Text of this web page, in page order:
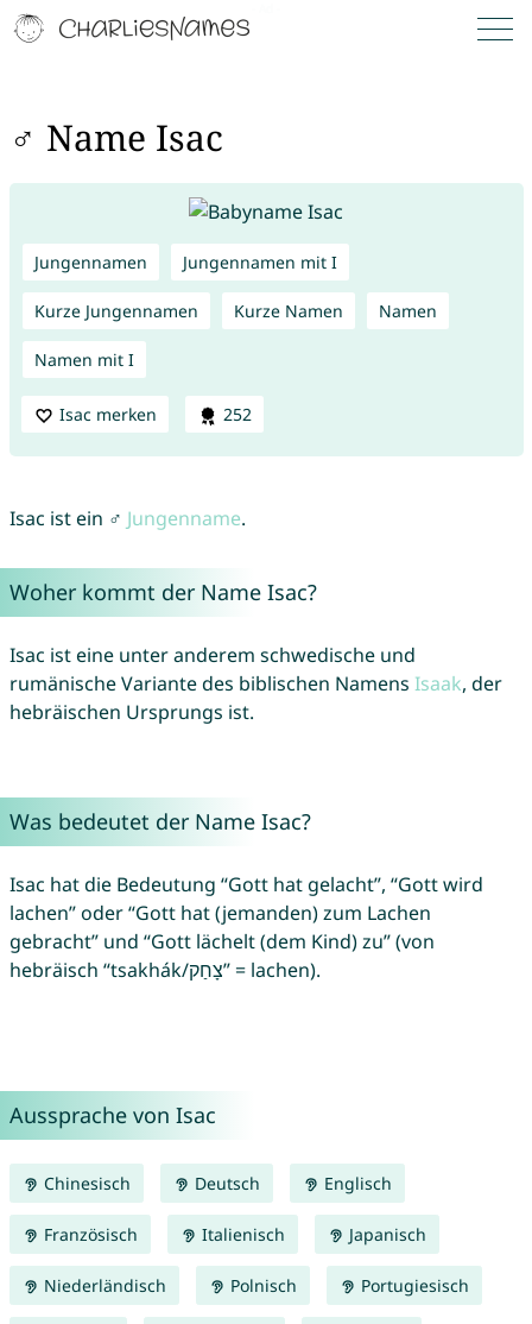
♂ Name Isac
Jungennamen Jungennamen mit I
Kurze Jungennamen Kurze Namen Namen
Namen mit I
Isac merken 252
Isac ist ein ♂ Jungenname.
Woher kommt der Name Isac?
Isac ist eine unter anderem schwedische und
rumänische Variante des biblischen Namens Isaak, der
hebräischen Ursprungs ist.
Was bedeutet der Name Isac?
Isac hat die Bedeutung “Gott hat gelacht”, “Gott wird
lachen” oder “Gott hat (jemanden) zum Lachen
gebracht” und “Gott lächelt (dem Kind) zu” (von
hebräisch “tsakhák/צָחַק” = lachen).
Aussprache von Isac
Chinesisch Deutsch Englisch
Französisch Italienisch Japanisch
Niederländisch Polnisch Portugiesisch